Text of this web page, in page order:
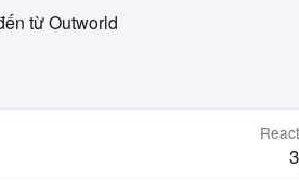
từOutworld